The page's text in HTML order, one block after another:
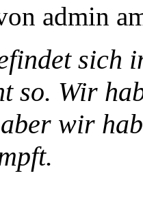
admin
sich
so. Wir
wir